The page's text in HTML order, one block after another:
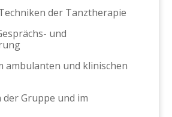
der Tanztherapie
und
ambulanten und klinischen
Gruppe und im